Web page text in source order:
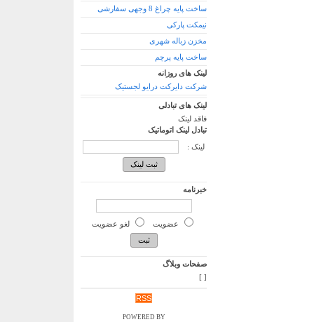
ساخت پایه چراغ 8 وجهی سفارشی
نیمکت‌ پارکی
مخزن زباله شهری
ساخت پایه پرچم
لینک های روزانه
شرکت دایرکت درایو لجستیک
لینک های تبادلی
فاقد لینک
تبادل لینک اتوماتیک
لینک :
خبرنامه
عضویت لغو عضویت
صفحات وبلاگ
[
]
RSS
POWERED BY